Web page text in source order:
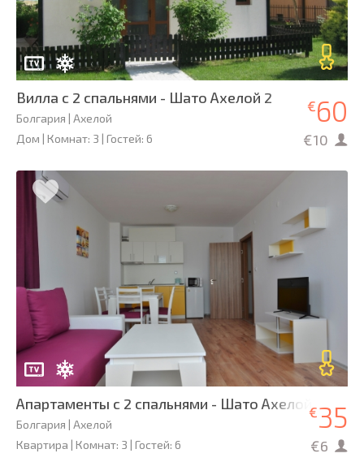
Вилла с 2 спальнями - Шато Ахелой 2
Болгария | Ахелой
Дом | Комнат: 3 | Гостей: 6
€60
€10
Апартаменты с 2 спальнями - Шато Ахелой
Болгария | Ахелой
Квартира | Комнат: 3 | Гостей: 6
€35
€6